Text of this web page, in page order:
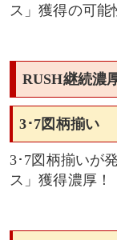
ス」獲得の可能
RUSH継続濃
3･7図柄揃い
3･7図柄揃いが
ス」獲得濃厚！